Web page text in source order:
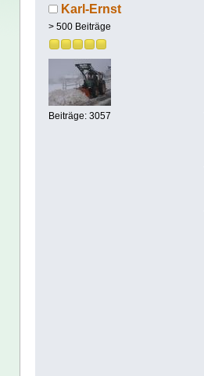
Karl-Ernst
> 500 Beiträge
Beiträge: 3057